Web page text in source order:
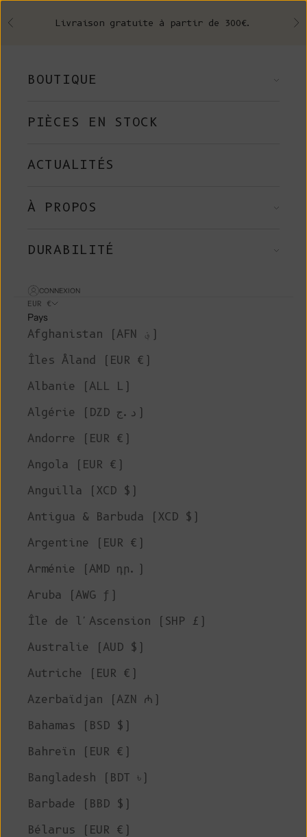
Précédent Livraison gratuite à partir de 300€.
BOUTIQUE
PIÈCES EN STOCK
ACTUALITÉS
À PROPOS
DURABILITÉ
CONNEXION
EUR €
Pays
Afghanistan (AFN ؋)
Îles Åland (EUR €)
Albanie (ALL L)
Algérie (DZD د.ج)
Andorre (EUR €)
Angola (EUR €)
Anguilla (XCD $)
Antigua & Barbuda (XCD $)
Argentine (EUR €)
Arménie (AMD դր.)
Aruba (AWG ƒ)
Île de l'Ascension (SHP £)
Australie (AUD $)
Autriche (EUR €)
Azerbaïdjan (AZN ₼)
Bahamas (BSD $)
Bahreïn (EUR €)
Bangladesh (BDT ৳)
Barbade (BBD $)
Bélarus (EUR €)